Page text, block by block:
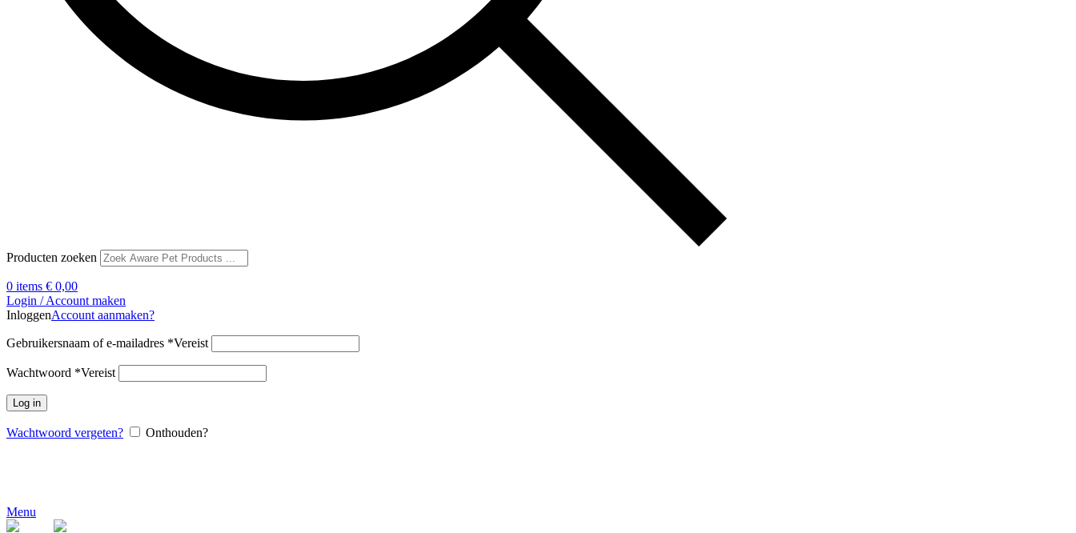
Producten zoeken
0 items € 0,00
Login / Account maken
InloggenAccount aanmaken?
Gebruikersnaam of e-mailadres *Vereist
Wachtwoord *Vereist
Log in
Wachtwoord vergeten? Onthouden?
Menu